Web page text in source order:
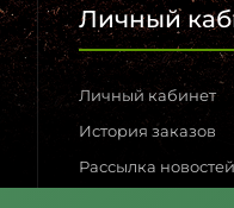
Личный
Личный кабинет
История заказов
Рассылка новостей